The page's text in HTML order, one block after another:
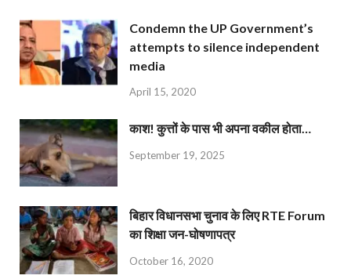
Condemn the UP Government’s
attempts to silence independent
media
April 15, 2020
काश! कुत्तों के पास भी अपना वकील होता…
September 19, 2025
बिहार विधानसभा चुनाव के लिए RTE Forum
का शिक्षा जन-घोषणापत्र
October 16, 2020